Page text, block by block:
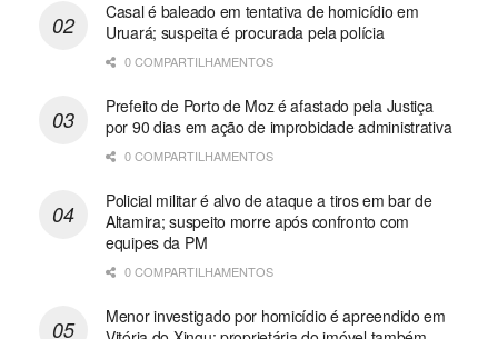
Casal é baleado em tentativa de homicídio em
Uruará; suspeita é procurada pela polícia
0 COMPARTILHAMENTOS
Prefeito de Porto de Moz é afastado pela Justiça
por 90 dias em ação de improbidade administrativa
0 COMPARTILHAMENTOS
Policial militar é alvo de ataque a tiros em bar de
Altamira; suspeito morre após confronto com
equipes da PM
0 COMPARTILHAMENTOS
Menor investigado por homicídio é apreendido em